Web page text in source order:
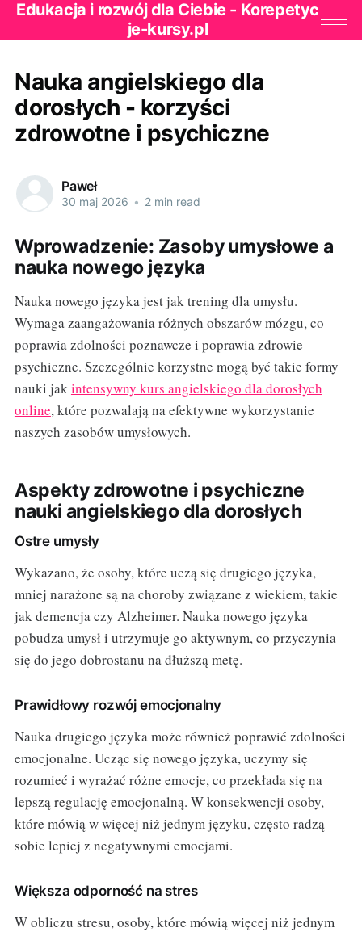
Edukacja i rozwój dla Ciebie - Korepetyc
je-kursy.pl
Nauka angielskiego dla
dorosłych - korzyści
zdrowotne i psychiczne
Paweł
30 maj 2026 • 2 min read
Wprowadzenie: Zasoby umysłowe a
nauka nowego języka
Nauka nowego języka jest jak trening dla umysłu.
Wymaga zaangażowania różnych obszarów mózgu, co
poprawia zdolności poznawcze i poprawia zdrowie
psychiczne. Szczególnie korzystne mogą być takie formy
nauki jakintensywny kurs angielskiego dla dorosłych
online, które pozwalają na efektywne wykorzystanie
naszych zasobów umysłowych.
Aspekty zdrowotne i psychiczne
nauki angielskiego dla dorosłych
Ostre umysły
Wykazano, że osoby, które uczą się drugiego języka,
mniej narażone są na choroby związane z wiekiem, takie
jak demencja czy Alzheimer. Nauka nowego języka
pobudza umysł i utrzymuje go aktywnym, co przyczynia
się do jego dobrostanu na dłuższą metę.
Prawidłowy rozwój emocjonalny
Nauka drugiego języka może również poprawić zdolności
emocjonalne. Ucząc się nowego języka, uczymy się
rozumieć i wyrażać różne emocje, co przekłada się na
lepszą regulację emocjonalną. W konsekwencji osoby,
które mówią w więcej niż jednym języku, często radzą
sobie lepiej z negatywnymi emocjami.
Większa odporność na stres
W obliczu stresu, osoby, które mówią więcej niż jednym